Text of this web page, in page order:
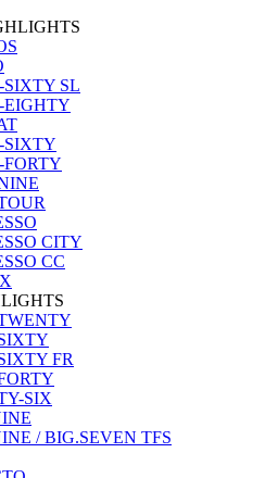
SIXTY SL
EIGHTY
SIXTY
FORTY
CITY
CC
FR
SIX
/ BIG.SEVEN TFS